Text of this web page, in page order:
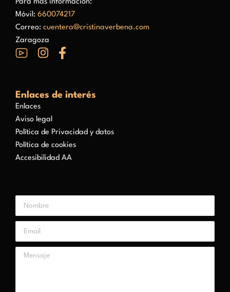
Para más información:
Móvil: 660074217
Correo: cuentera@cristinaverbena.com
Zaragoza
Enlaces de interés
Enlaces
Aviso legal
Política de Privacidad y datos
Política de cookies
Accesibilidad AA